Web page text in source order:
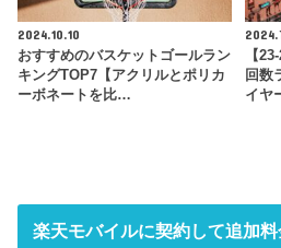
2024.10.10
おすすめのバスケットゴールラン
キングTOP7【アクリルとポリカ
ーボネートを比…
【
回数
イヤ
楽天モバイルに契約して追加